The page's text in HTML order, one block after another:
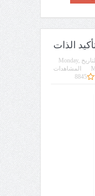
الذات
Monday,
المشاهدات
8845